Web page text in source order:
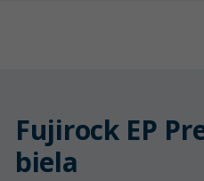
Fujirock EP
biela